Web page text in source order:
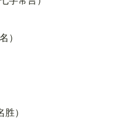
）
）